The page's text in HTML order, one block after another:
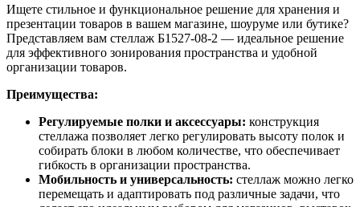
Ищете стильное и функциональное решение для хранения и
презентации товаров в вашем магазине, шоуруме или бутике?
Представляем вам стеллаж Б1527-08-2 — идеальное решение
для эффективного зонирования пространства и удобной
организации товаров.
Преимущества:
Регулируемые полки и аксессуары: конструкция
стеллажа позволяет легко регулировать высоту полок и
собирать блоки в любом количестве, что обеспечивает
гибкость в организации пространства.
Мобильность и универсальность: стеллаж можно легко
перемещать и адаптировать под различные задачи, что